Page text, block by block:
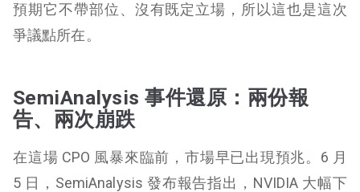
預期它不帶部位、沒有既定立場，所以這也是這次
爭議點所在。
SemiAnalysis 事件還原：兩份報
告、兩次崩跌
在這場 CPO 風暴來臨前，市場早已出現預兆。6 月
5 日，SemiAnalysis 發布報告指出，NVIDIA 大幅下